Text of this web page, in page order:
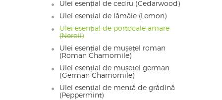
Ulei esențial de cedru (Cedarwood)
Ulei esențial de lămâie (Lemon)
Ulei esențial de portocale amare
(Neroli)
Ulei esențial de mușețel roman
(Roman Chamomile)
Ulei esențial de mușețel german
(German Chamomile)
Ulei esențial de mentă de grădină
(Peppermint)